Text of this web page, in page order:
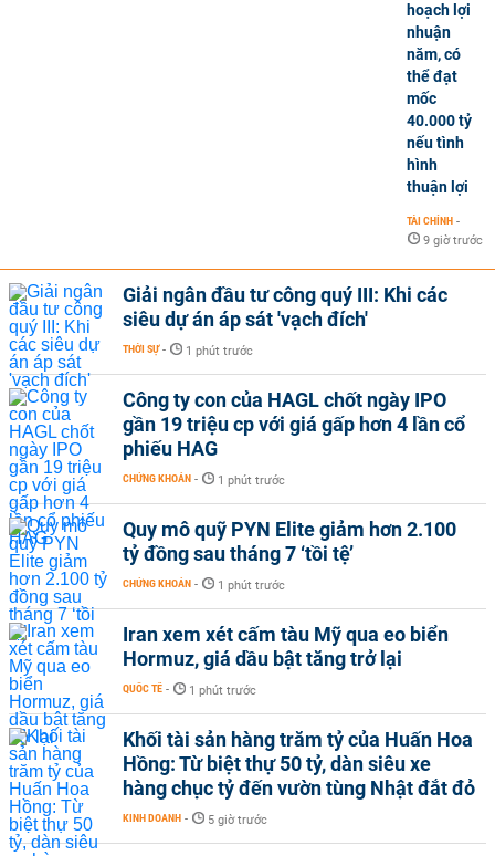
hoạch lợi
nhuận
năm, có
thể đạt
mốc
40.000 tỷ
nếu tình
hình
thuận lợi
TÀI CHÍNH -
9 giờ trước
Giải ngân đầu tư công quý III: Khi các
siêu dự án áp sát 'vạch đích'
THỜI SỰ - 1 phút trước
Công ty con của HAGL chốt ngày IPO
gần 19 triệu cp với giá gấp hơn 4 lần cổ
phiếu HAG
CHỨNG KHOÁN - 1 phút trước
Quy mô quỹ PYN Elite giảm hơn 2.100
tỷ đồng sau tháng 7 ‘tồi tệ’
CHỨNG KHOÁN - 1 phút trước
Iran xem xét cấm tàu Mỹ qua eo biển
Hormuz, giá dầu bật tăng trở lại
QUỐC TẾ - 1 phút trước
Khối tài sản hàng trăm tỷ của Huấn Hoa
Hồng: Từ biệt thự 50 tỷ, dàn siêu xe
hàng chục tỷ đến vườn tùng Nhật đắt đỏ
KINH DOANH - 5 giờ trước